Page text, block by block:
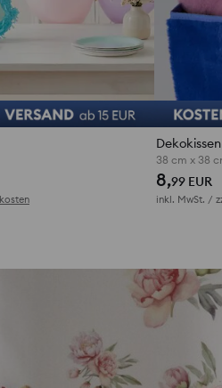
38 cm x 38
8,99 EUR
inkl. MwSt. /